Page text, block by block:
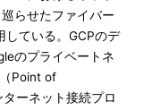
らせたファイバー
している。GCPのデ
のプライベートネ
Point of
ーネット接続プロ